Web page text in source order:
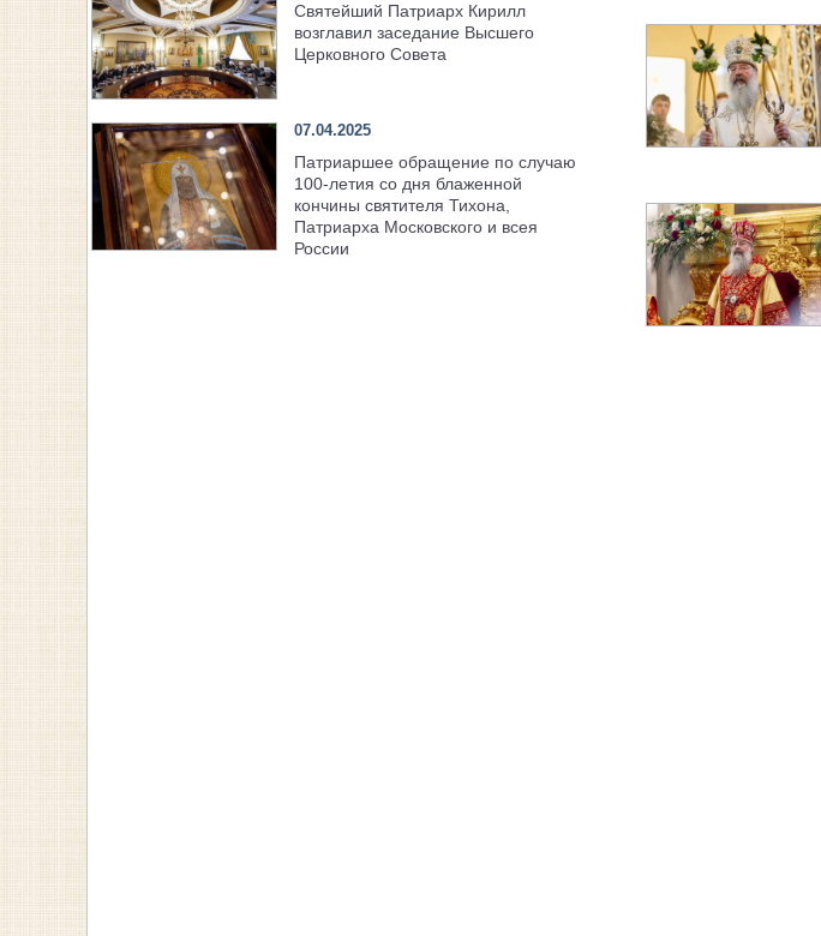
Святейший Патриарх Кирилл
возглавил заседание Высшего
Церковного Совета
07.04.2025
Патриаршее обращение по случаю
100-летия со дня блаженной
кончины святителя Тихона,
Патриарха Московского и всея
России